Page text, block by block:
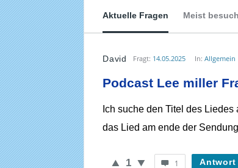
Aktuelle Fragen Meist
Musikforum
von
WieheisstdasLied.de
Fragen
David Fragt: 14.05.2025 In: Allgemein
Podcast Lee miller
Ich suche den Titel des
das Lied am ende der
1 1 Antwort